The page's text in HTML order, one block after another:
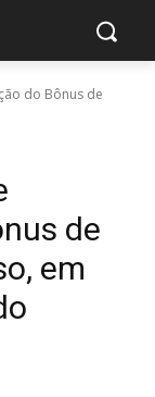
do Bônus de
de
em